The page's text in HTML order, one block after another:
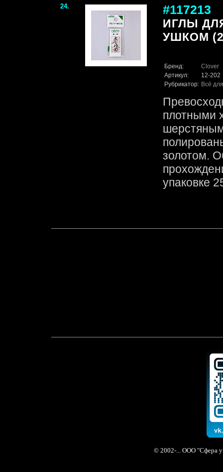
24. #117213
ИГЛЫ
УШКОМ
Бренд:
Clover
Артикул:
12-202
Рубрикатор: Всё
плотными
золотом.
упаковке
© 2002-... ООО "Сфера